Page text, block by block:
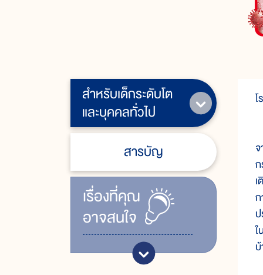
สำหรับเด็กระดับโต
และบุคคลทั่วไป
สารบัญ
เรื่ิองที่คุณ
อาจสนใจ